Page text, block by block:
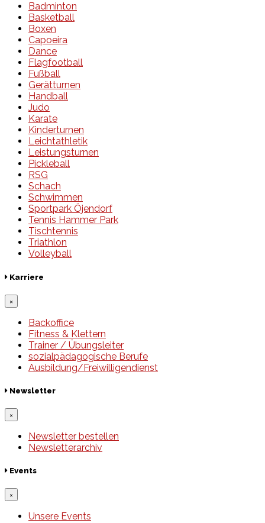
Badminton
Basketball
Boxen
Capoeira
Dance
Flagfootball
Fußball
Gerätturnen
Handball
Judo
Karate
Kinderturnen
Leichtathletik
Leistungsturnen
Pickleball
RSG
Schach
Schwimmen
Sportpark Öjendorf
Tennis Hammer Park
Tischtennis
Triathlon
Volleyball
Karriere
×
Backoffice
Fitness & Klettern
Trainer / Übungsleiter
sozialpädagogische Berufe
Ausbildung/Freiwilligendienst
Newsletter
×
Newsletter bestellen
Newsletterarchiv
Events
×
Unsere Events